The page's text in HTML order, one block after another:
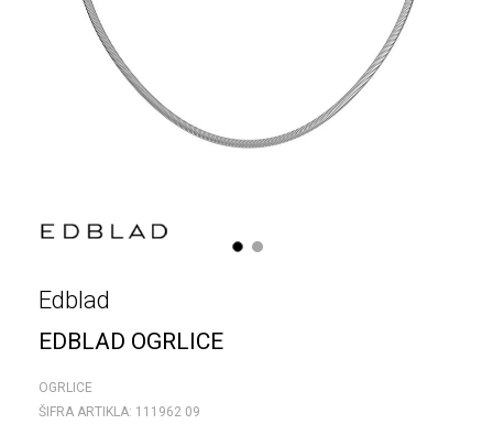
1 2
Edblad
EDBLAD OGRLICE
OGRLICE
ŠIFRA ARTIKLA: 111962 09